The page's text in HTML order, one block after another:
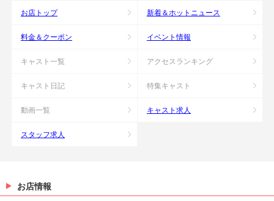
お店トップ 新着＆ホットニュース
料金＆クーポン イベント情報
キャスト一覧 アクセスランキング
キャスト日記 特集キャスト
動画一覧 キャスト求人
スタッフ求人
お店情報